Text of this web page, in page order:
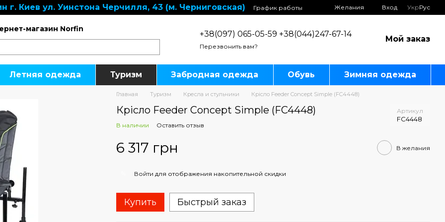
г. Киев ул. Уинстона Черчилля, 43 (м. Черниговская)
График работы
Желания Вход УкрРус
магазин Norfin
+38(097) 065-05-59 +38(044)247-67-14
Перезвонить вам?
Мой заказ
Летняя одежда Туризм Забродная одежда Обувь Зимняя одежда
Главная Туризм Кресла и стульчики Крісло Feeder Concept Simple (FC4448)
Крісло Feeder Concept Simple (FC4448) Артикул
FC4448
В наличии Оставить отзыв
6 317 грн В желания
Войти для отображения накопительной скидки
Купить Быстрый заказ